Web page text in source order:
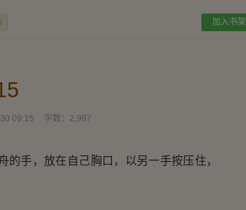
加入书架
09:15 字数： 2,987
手，放在自己胸口，以另一手按压住，